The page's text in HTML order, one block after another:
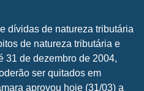
dívidas de natureza tributária
de natureza tributária e
31 de dezembro de 2004,
ser quitados em
aprovou hoje (31/03) a